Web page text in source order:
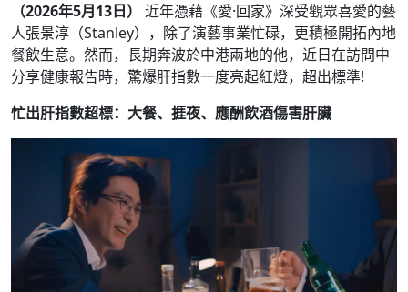
（2026年5月13日）
近年憑藉《愛·回家》深受觀眾喜愛的藝
人張景淳（Stanley），除了演藝事業忙碌，更積極開拓內地
餐飲生意。然而，長期奔波於中港兩地的他，近日在訪問中
分享健康報告時，驚爆肝指數一度亮起紅燈，超出標準!
忙出肝指數超標：大餐、捱夜、應酬飲酒傷害肝臟